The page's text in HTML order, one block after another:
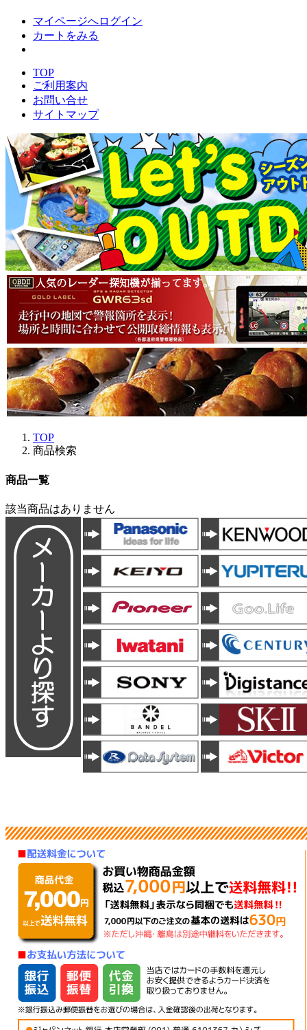
マイページへログイン
カートをみる
TOP
ご利用案内
お問い合せ
サイトマップ
TOP
商品検索
商品一覧
該当商品はありません